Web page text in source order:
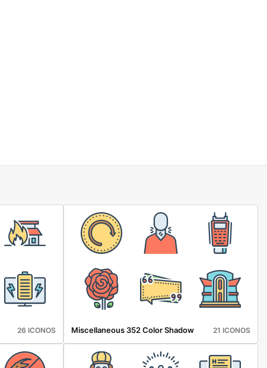
26 ICONOS Miscellaneous 352 Color Shadow 21 ICONOS